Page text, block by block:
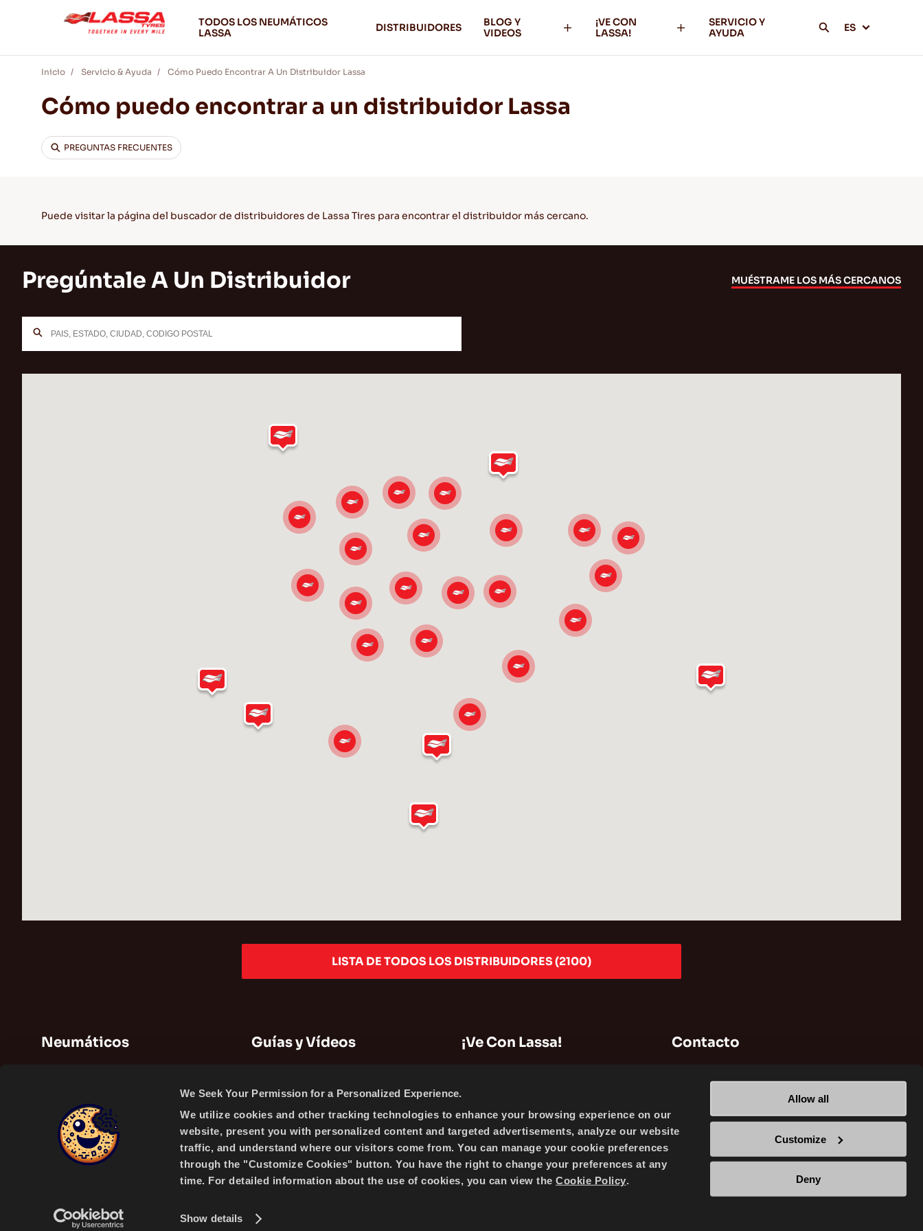
We Seek Your Permission for a Personalized Experience.
We utilize cookies and other tracking technologies to enhance your browsing experience on our
website, present you with personalized content and targeted advertisements, analyze our website
traffic, and understand where our visitors come from. You can manage your cookie preferences
through the "Customize Cookies" button. You have the right to change your preferences at any
time. For detailed information about the use of cookies, you can view theCookie Policy.
Show details
Allow all
Customize
Deny
TODOS LOS NEUMÁTICOS
LASSA
DISTRIBUIDORES
BLOG Y
VIDEOS
¡VE CON
LASSA!
SERVICIO Y
AYUDA
ES
Inicio Servicio & Ayuda Cómo Puedo Encontrar A Un Distribuidor Lassa
Cómo puedo encontrar a un distribuidor Lassa
PREGUNTAS FRECUENTES
Puede visitar la página del buscador de distribuidores de Lassa Tires para encontrar el distribuidor más cercano.
Pregúntale A Un Distribuidor MUÉSTRAME LOS MÁS CERCANOS
LISTA DE TODOS LOS DISTRIBUIDORES(2100)
Neumáticos
Neumáticos para todas las estaciones
Guías y Vídeos
Videos
¡Ve Con Lassa!
Noticias
Política de Cookies
Contacto
A PRODUCT OF BRISA BRIDGESTONE SABANCI TYRE MANUFACTURING AND TRADING INC